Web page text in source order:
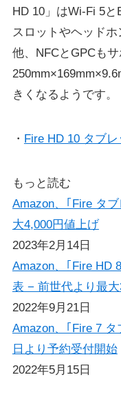
HD 10」はWi-Fi 5
スロットやヘッド
他、NFCとGPCも
きくなるようです。
・ Fire HD 10 タブ
もっと読む
Amazon、｢Fire タ
大4,000円値上げ
2023年2月14日
Amazon、｢Fire HD
表 − 前世代より最
2022年9月21日
Amazon、｢Fire 7
日より予約受付開始
2022年5月15日